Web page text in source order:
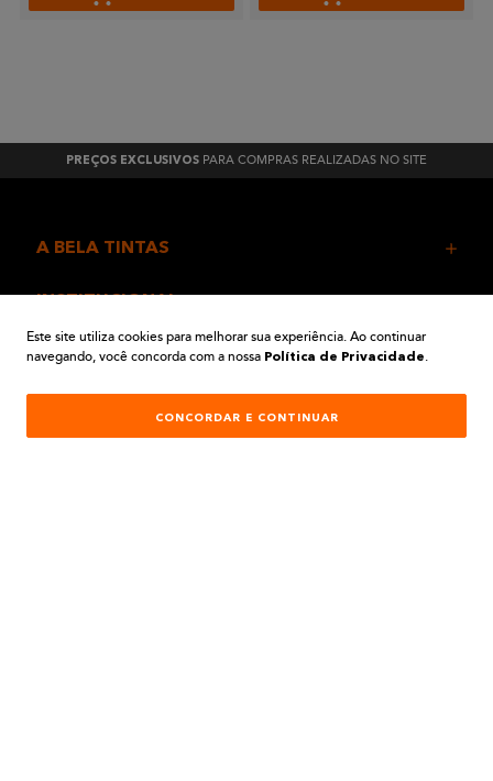
PREÇOS EXCLUSIVOS PARA COMPRAS REALIZADAS NO SITE
A BELA TINTAS
AJUDA E SUPORTE
ATENDIMENTO
Este site utiliza cookies para melhorar sua experiência. Ao continuar
navegando, você concorda com a nossa Política de Privacidade.
CONCORDAR E CONTINUAR